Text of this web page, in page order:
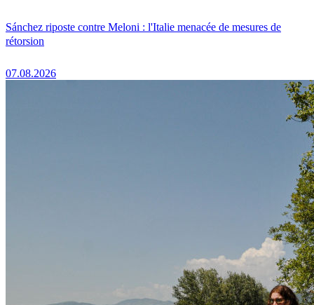
Sánchez riposte contre Meloni : l'Italie menacée de mesures de
rétorsion
07.08.2026